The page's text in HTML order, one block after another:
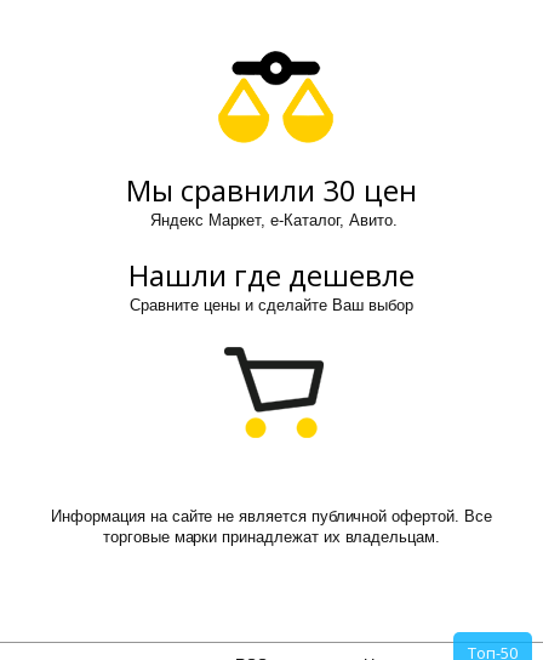
Мы сравнили 30 цен
Яндекс Маркет, е-Каталог, Авито.
Нашли где дешевле
Сравните цены и сделайте Ваш выбор
Информация на сайте не является публичной офертой. Все
торговые марки принадлежат их владельцам.
Топ-50